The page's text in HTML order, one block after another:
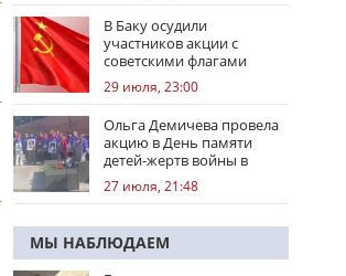
В Баку осудили
участников акции с
советскими флагами
29 июля, 23:00
Ольга Демичева провела
акцию в День памяти
детей-жертв войны в
Донбассе
27 июля, 21:48
МЫ НАБЛЮДАЕМ